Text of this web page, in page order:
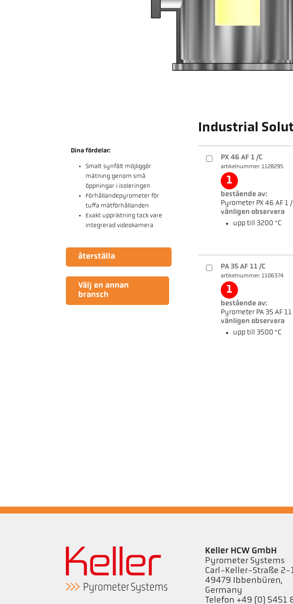
Industrial
Dina fördelar:
Smalt synfält möjliggör
mätning genom små
öppningar i isoleringen
Förhållandepyrometer för
tuffa mätförhållanden
Exakt uppriktning tack vare
integrerad videokamera
återställa
Välj en annan
bransch
PX 46 AF 1 /C
artikelnummer: 1128295
1
bestående av:
Pyrometer PX 46 AF 1 /
vänligen observera
upp till 3200 °C
PA 35 AF 11 /C
artikelnummer: 1106374
1
bestående av:
Pyrometer PA 35 AF 11
vänligen observera
upp till 3500 °C
Keller HCW GmbH
Pyrometer Systems
Carl-Keller-Straße 2-
49479 Ibbenbüren,
Germany
Telefon +49 (0) 5451